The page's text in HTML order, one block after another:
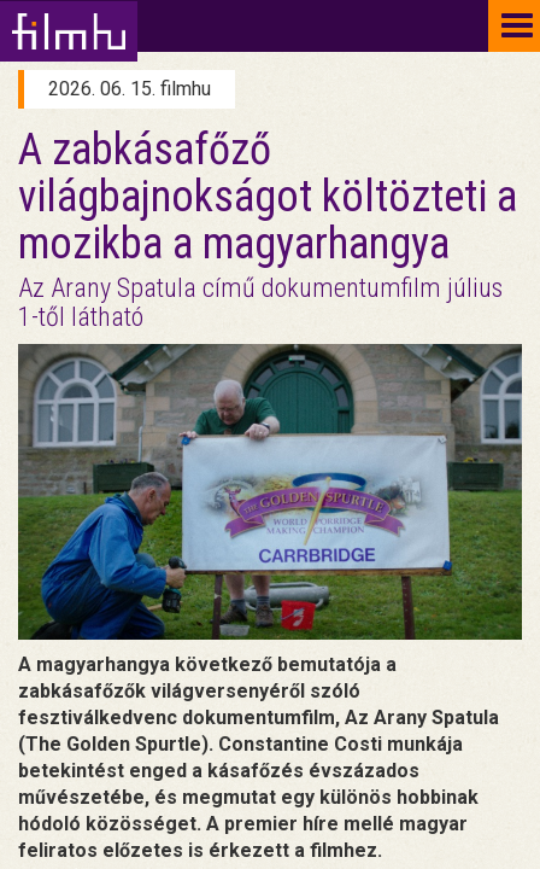
2026. 06. 15. filmhu
A zabkásafőző
világbajnokságot költözteti a
mozikba a magyarhangya
Az Arany Spatula című dokumentumfilm július
1-től látható
A magyarhangya következő bemutatója a
zabkásafőzők világversenyéről szóló
fesztiválkedvenc dokumentumfilm, Az Arany Spatula
(The Golden Spurtle). Constantine Costi munkája
betekintést enged a kásafőzés évszázados
művészetébe, és megmutat egy különös hobbinak
hódoló közösséget. A premier híre mellé magyar
feliratos előzetes is érkezett a filmhez.